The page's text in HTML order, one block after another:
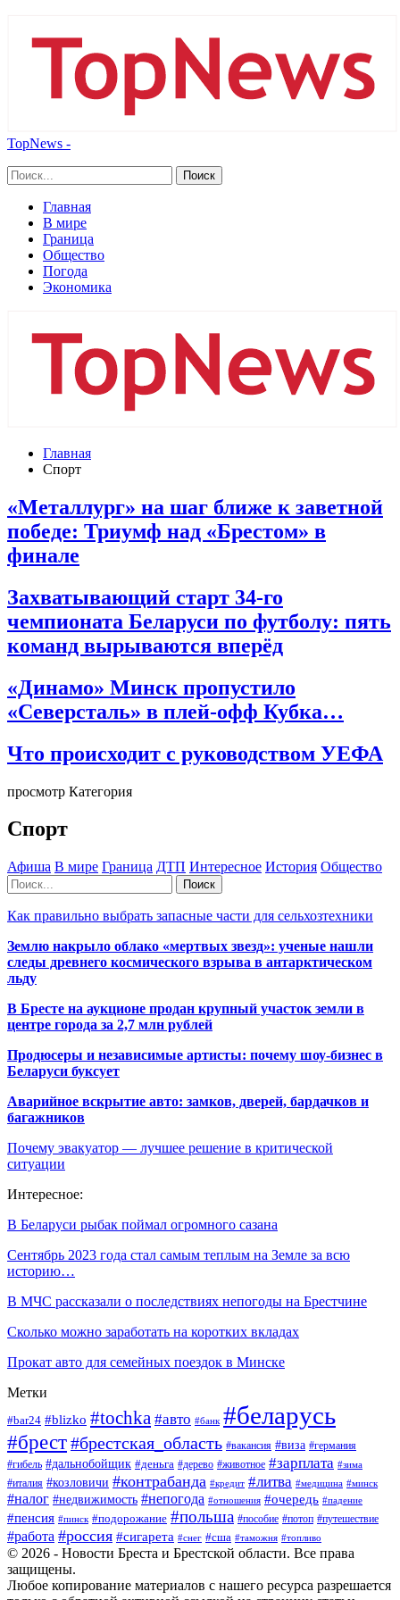
TopNews -
Главная
В мире
Граница
Общество
Погода
Экономика
Главная
Спорт
«Металлург» на шаг ближе к заветной
победе: Триумф над «Брестом» в
финале
Захватывающий старт 34-го
чемпионата Беларуси по футболу: пять
команд вырываются вперёд
«Динамо» Минск пропустило
«Северсталь» в плей-офф Кубка…
Что происходит с руководством УЕФА
просмотр Категория
Спорт
Афиша В мире Граница ДТП Интересное История Общество
Как правильно выбрать запасные части для сельхозтехники
Землю накрыло облако «мертвых звезд»: ученые нашли
следы древнего космического взрыва в антарктическом
льду
В Бресте на аукционе продан крупный участок земли в
центре города за 2,7 млн рублей
Продюсеры и независимые артисты: почему шоу-бизнес в
Беларуси буксует
Аварийное вскрытие авто: замков, дверей, бардачков и
багажников
Почему эвакуатор — лучшее решение в критической
ситуации
Интересное:
В Беларуси рыбак поймал огромного сазана
Сентябрь 2023 года стал самым теплым на Земле за всю
историю…
В МЧС рассказали о последствиях непогоды на Брестчине
Сколько можно заработать на коротких вкладах
Прокат авто для семейных поездок в Минске
Метки
#bar24 #blizko #tochka #авто #банк #беларусь
#брест#брестская_область #вакансия #виза #германия
#гибель #дальнобойщик #деньга #дерево #животное #зарплата #зима
#италия #козловичи #контрабанда #кредит #литва #медицина #минск
#налог #недвижимость #непогода #отношения #очередь #падение
#пенсия #пинск #подорожание #польша #пособие #потоп #путешествие
#работа #россия #сигарета #снег #сша #таможня #топливо
© 2026 - Новости Бреста и Брестской области. Все права
защищены.
Любое копирование материалов с нашего ресурса разрешается